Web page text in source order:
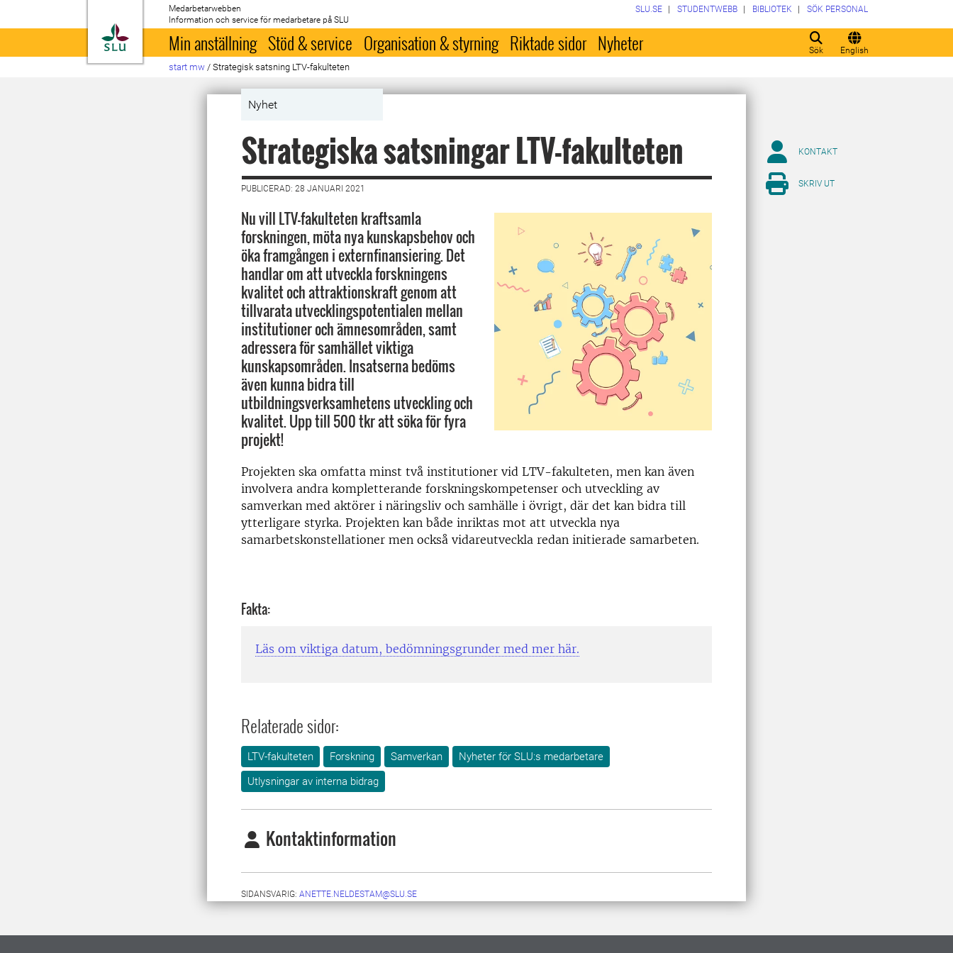
Till startsida
Medarbetarwebben
Information och service för medarbetare på SLU
Sök English
SLU.SE STUDENTWEBB BIBLIOTEK SÖK PERSONAL
Min anställning Stöd & service Organisation & styrning Riktade sidor Nyheter
start mw / Strategisk satsning LTV-fakulteten
Nyhet
Strategiska satsningar LTV-fakulteten
PUBLICERAD: 28 JANUARI 2021
Nu vill LTV-fakulteten kraftsamla
forskningen, möta nya kunskapsbehov och
öka framgången i externfinansiering. Det
handlar om att utveckla forskningens
kvalitet och attraktionskraft genom att
tillvarata utvecklingspotentialen mellan
institutioner och ämnesområden, samt
adressera för samhället viktiga
kunskapsområden. Insatserna bedöms
även kunna bidra till
utbildningsverksamhetens utveckling och
kvalitet. Upp till 500 tkr att söka för fyra
projekt!
Projekten ska omfatta minst två institutioner vid LTV-fakulteten, men kan även
involvera andra kompletterande forskningskompetenser och utveckling av
samverkan med aktörer i näringsliv och samhälle i övrigt, där det kan bidra till
ytterligare styrka. Projekten kan både inriktas mot att utveckla nya
samarbetskonstellationer men också vidareutveckla redan initierade samarbeten.
Fakta:
Läs om viktiga datum, bedömningsgrunder med mer här.
Relaterade sidor:
LTV-fakulteten Forskning Samverkan
Nyheter för SLU:s medarbetare
Utlysningar av interna bidrag
Kontaktinformation
SIDANSVARIG: ANETTE.NELDESTAM@SLU.SE
KONTAKT
SKRIV UT